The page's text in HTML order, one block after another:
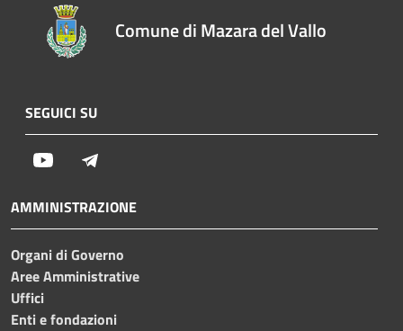
Comune di Mazara del Vallo
SEGUICI SU
Youtube
AMMINISTRAZIONE
Organi di Governo
Aree Amministrative
Uffici
Enti e fondazioni